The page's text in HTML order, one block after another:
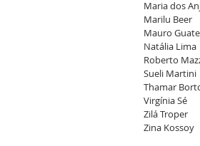
Maria dos
Marilu Beer
Mauro
Natália Lima
Roberto
Sueli Martini
Thamar
Virgínia Sé
Zilá Troper
Zina Kossoy